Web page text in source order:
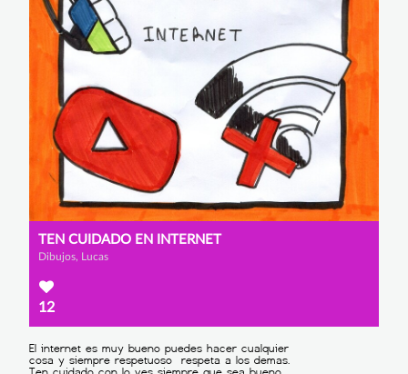
TEN CUIDADO EN INTERNET
Dibujos, Lucas
12